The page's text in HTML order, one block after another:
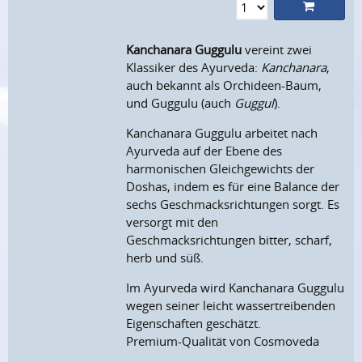
Kanchanara Guggulu vereint zwei
Klassiker des Ayurveda: Kanchanara,
auch bekannt als Orchideen-Baum,
und Guggulu (auch Guggul).
Kanchanara Guggulu arbeitet nach
Ayurveda auf der Ebene des
harmonischen Gleichgewichts der
Doshas, indem es für eine Balance der
sechs Geschmacksrichtungen sorgt. Es
versorgt mit den
Geschmacksrichtungen bitter, scharf,
herb und süß.
Im Ayurveda wird Kanchanara Guggulu
wegen seiner leicht wassertreibenden
Eigenschaften geschätzt.
Premium-Qualität von Cosmoveda